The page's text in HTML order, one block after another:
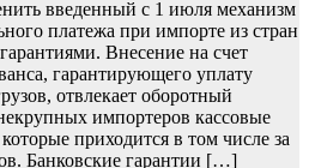
введенный с 1 июля механизм
платежа при импорте из стран
Внесение на счет
гарантирующего уплату
отвлекает оборотный
импортеров кассовые
приходится в том числе за
Банковские гарантии […]